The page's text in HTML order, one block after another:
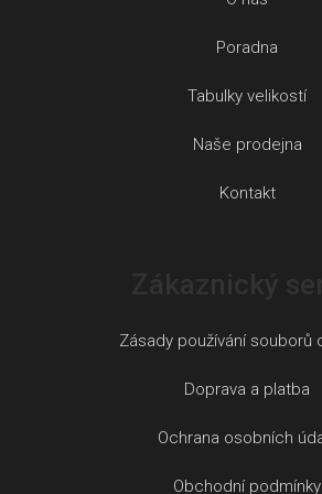
Poradna
Tabulky velikostí
Naše prodejna
Kontakt
Zásady používání souborů
Doprava a platba
Ochrana osobních
Obchodní podmínky